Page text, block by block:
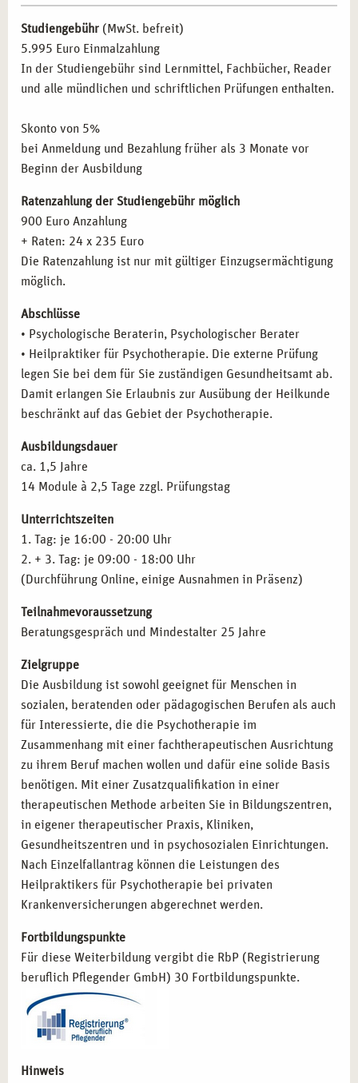
psychotherapeutische Ansätze in ihre Arbeit integrieren
wollen.
Pädagogische Fachkräfte:
Kompetenzen im Umgang mit psychischen Belastungen
vertiefen wollen.
gründen möchten.
Quereinsteiger:Interessierte, die eine neue berufliche
Perspektive im Gesundheitswesen suchen.
BERUFLICHE PERSPEKTIVEN NACH DER
AUSBILDUNG IN MÜNCHEN
Nach Abschluss Ihrer Ausbildung stehen Ihnen in München
zahlreiche berufliche Möglichkeiten offen. Nutzen Sie Ihre
Eigene Praxis: Aufbau einer selbstständigen Tätigkeit
mit flexiblen Arbeitszeiten.
Therapie- und Gesundheitszentren: Mitarbeit in
sozialen Einrichtungen und Rehabilitationszentren.
Coaching und Beratung: Durchführung von Seminaren
Weiterbildung und Spezialisierung:
Bereichen wie Verhaltenstherapie, Traumatherapie oder
Kinder- und Jugendtherapie.
Lehrtätigkeit:Weitergabe Ihres Wissens in der
Erwachsenenbildung oder als Dozent.
QUALIFIKATIONEN NACH IHRER AUSBILDUNG
Mit erfolgreichem Abschluss können Sie folgende
Heilpraktiker für Psychotherapie:Zulassung zur
therapeutischen Arbeit nach bestandener Prüfung.
Psychologischer Berater:Kompetenzen zur
psychologischen Betreuung und Beratung.
STARTEN SIE MIT CAMPUS NATURALIS IN
MÜNCHEN DURCH
Entscheiden Sie sich für die Ausbildung zum Heilpraktiker
für Psychotherapie bei campus naturalis in München und
profitieren Sie von unserer langjährigen Erfahrung im
Bereich der Gesundheitsbildung. Unsere erfahrenen
bayerischen Landeshauptstadt schaffen optimale
Bedingungen für Ihren Erfolg. Lassen Sie uns gemeinsam
Ihre beruflichen Ziele verwirklichen und neue
Perspektiven schaffen!
Therapierichtungen und Modelle
Psychoanalyse (Freud)
Analytische Psychologie (Jung)
Individualpsychologie (Adler)
Gesprächstherapie (Rogers)
Systemische Therapie
Gestalttherapie (Perls)
Transaktionsanalyse (Berne)
Körpertherapeutische Verfahren
Kreativtherapeutische Verfahren
Kinder- und Jugendtherapie
Psychopathologie: Psychische Störungen
Psychischer und psychopathologischer Befund
Organisch bedingte Störungen
Substanzinduzierte Störungen
Schizophrenien
Aﬀektive Störungen
Neurotische Störungen
Persönlichkeitsstörungen
Intelligenzminderung
Entwicklungsstörungen
Störungen in Kindheit und Jugend
Prüfungstraining für die amtsärztliche Überprüfung
Gesetzeskunde
Therapieanträge
Inhalte der Fortbildung
Studiengebühr (MwSt. befreit)
5.995 Euro Einmalzahlung
In der Studiengebühr sind Lernmittel, Fachbücher, Reader
und alle mündlichen und schriftlichen Prüfungen enthalten.
Skonto von 5%
bei Anmeldung und Bezahlung früher als 3 Monate vor
Beginn der Ausbildung
Ratenzahlung der Studiengebühr möglich
900 Euro Anzahlung
+ Raten: 24 x 235 Euro
Die Ratenzahlung ist nur mit gültiger Einzugsermächtigung
möglich.
Abschlüsse
• Psychologische Beraterin, Psychologischer Berater
• Heilpraktiker für Psychotherapie. Die externe Prüfung
legen Sie bei dem für Sie zuständigen Gesundheitsamt ab.
Damit erlangen Sie Erlaubnis zur Ausübung der Heilkunde
beschränkt auf das Gebiet der Psychotherapie.
Ausbildungsdauer
ca. 1,5 Jahre
14 Module à 2,5 Tage zzgl. Prüfungstag
Unterrichtszeiten
1. Tag: je 16:00 - 20:00 Uhr
2. + 3. Tag: je 09:00 - 18:00 Uhr
(Durchführung Online, einige Ausnahmen in Präsenz)
Teilnahmevoraussetzung
Beratungsgespräch und Mindestalter 25 Jahre
Zielgruppe
Die Ausbildung ist sowohl geeignet für Menschen in
sozialen, beratenden oder pädagogischen Berufen als auch
für Interessierte, die die Psychotherapie im
Zusammenhang mit einer fachtherapeutischen Ausrichtung
zu ihrem Beruf machen wollen und dafür eine solide Basis
benötigen. Mit einer Zusatzqualifikation in einer
therapeutischen Methode arbeiten Sie in Bildungszentren,
in eigener therapeutischer Praxis, Kliniken,
Gesundheitszentren und in psychosozialen Einrichtungen.
Nach Einzelfallantrag können die Leistungen des
Heilpraktikers für Psychotherapie bei privaten
Krankenversicherungen abgerechnet werden.
Fortbildungspunkte
Für diese Weiterbildung vergibt die RbP (Registrierung
beruflich Pflegender GmbH) 30 Fortbildungspunkte.
Hinweis